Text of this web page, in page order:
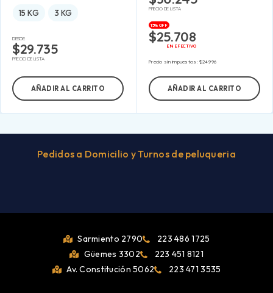
15 KG 3 KG
DESDE:
$29.735
PRECIO DE LISTA
AÑADIR AL CARRITO
PRECIO DE LISTA
15% OFF
$25.708
EN EFECTIVO
Precio sin impuestos:$24.996
AÑADIR AL CARRITO
Pedidos a Domicilio y Turnos de peluqueria
Sarmiento 2790
223 486 1725
Güemes 3302
223 451 8121
Av. Constitución 5062
223 471 3535